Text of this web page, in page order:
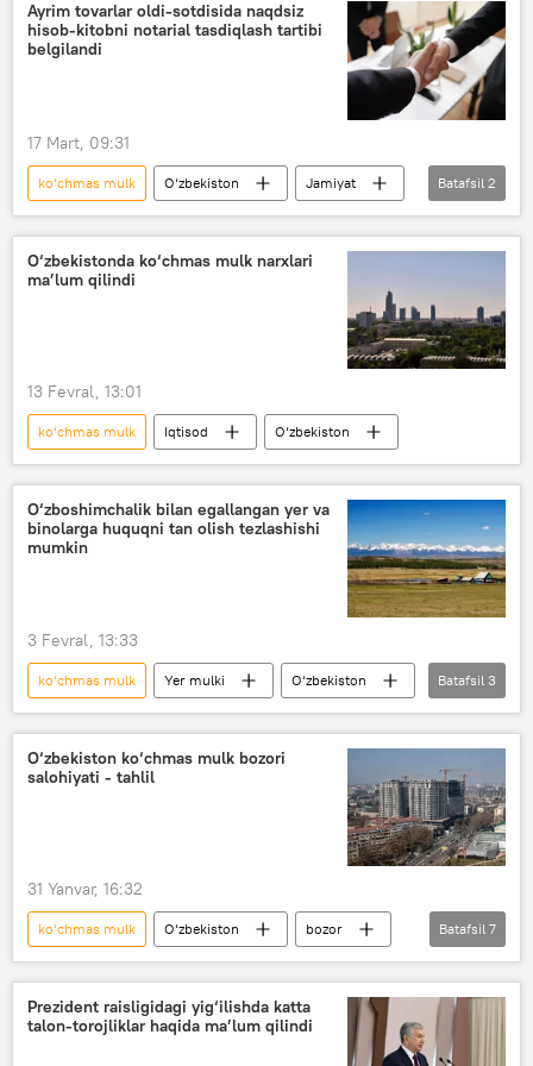
Ayrim tovarlar oldi-sotdisida naqdsiz
hisob-kitobni notarial tasdiqlash tartibi
belgilandi
17 Mart, 09:31
ko‘chmas mulk O‘zbekiston
Jamiyat
yangi qonun
notarius
Batafsil 2
O‘zbekistonda ko‘chmas mulk narxlari
ma’lum qilindi
13 Fevral, 13:01
ko‘chmas mulk Iqtisod O‘zbekiston
O‘zboshimchalik bilan egallangan yer va
binolarga huquqni tan olish tezlashishi
mumkin
3 Fevral, 13:33
ko‘chmas mulk Yer mulki
O‘zbekiston
Jamiyat
Oliy Majlis Qonunchilik palatasi
yangi qonun
Batafsil 3
O‘zbekiston ko‘chmas mulk bozori
salohiyati - tahlil
31 Yanvar, 16:32
ko‘chmas mulk O‘zbekiston
bozor
tahlil
Rossiya
qurilish
Qurilish vazirligi
uy
uy-joylar narxi
Analitika
Batafsil 7
Prezident raisligidagi yig‘ilishda katta
talon-torojliklar haqida ma’lum qilindi